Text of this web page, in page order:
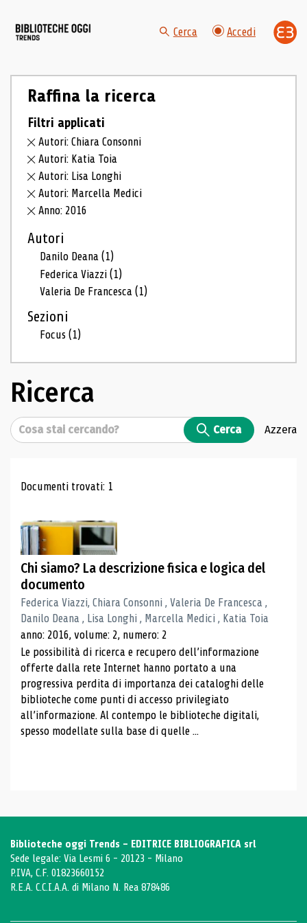
Cerca Accedi
Raffina la ricerca
Filtri applicati
Autori: Chiara Consonni
Autori: Katia Toia
Autori: Lisa Longhi
Autori: Marcella Medici
Anno: 2016
Autori
Danilo Deana(1)
Federica Viazzi(1)
Valeria De Francesca(1)
Sezioni
Focus(1)
Ricerca
Cerca Cerca Azzera
Risultati di ricerca
Documenti trovati: 1
Chi siamo? La descrizione fisica e logica del
documento
Federica Viazzi, Chiara Consonni , Valeria De Francesca ,
Danilo Deana , Lisa Longhi , Marcella Medici , Katia Toia
anno: 2016, volume: 2, numero: 2
Le possibilità di ricerca e recupero dell’informazione
offerte dalla rete Internet hanno portato a una
progressiva perdita di importanza dei cataloghi delle
biblioteche come punti di accesso privilegiato
all’informazione. Al contempo le biblioteche digitali,
spesso modellate sulla base di quelle ...
Biblioteche oggi Trends - EDITRICE BIBLIOGRAFICA srl
Sede legale: Via Lesmi 6 - 20123 - Milano
P.IVA, C.F. 01823660152
R.E.A. C.C.I.A.A. di Milano N. Rea 878486